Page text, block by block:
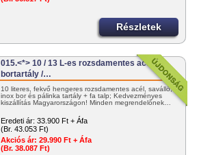
Részletek
015.<*> 10 / 13 L-es rozsdamentes acél
bortartály /…
10 literes, fekvő hengeres rozsdamentes acél, saválló,
inox bor és pálinka tartály + fa talp; Kedvezményes
kiszállítás Magyarországon! Minden megrendelőnek…
Eredeti ár: 33.900 Ft + Áfa
(Br. 43.053 Ft)
Akciós ár: 29.990 Ft + Áfa
(Br. 38.087 Ft)